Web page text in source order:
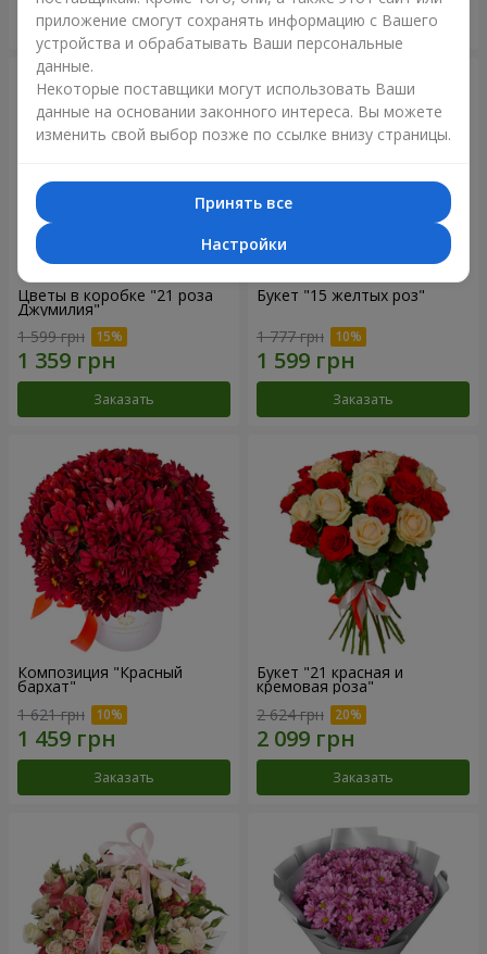
Заказать Заказать
Цветы в коробке "21 роза
Джумилия"
1 599 грн
Заказать
Букет "15 желтых роз"
1 777 грн
Заказать
Композиция "Красный
бархат"
1 621 грн
Заказать
Букет "21 красная и
кремовая роза"
2 624 грн
Заказать
приложение смогут сохранять информацию с Вашего
устройства и обрабатывать Ваши персональные
данные.
Некоторые поставщики могут использовать Ваши
данные на основании законного интереса. Вы можете
изменить свой выбор позже по ссылке внизу страницы.
Принять все
Настройки